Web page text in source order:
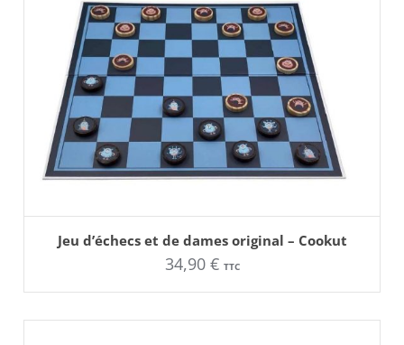
Jeu d’échecs et de dames original – Cookut
34,90 € TTC